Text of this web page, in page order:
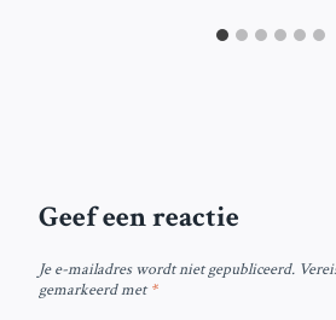
Geef een reactie
Je e-mailadres wordt niet gepubliceerd.
gemarkeerd met*